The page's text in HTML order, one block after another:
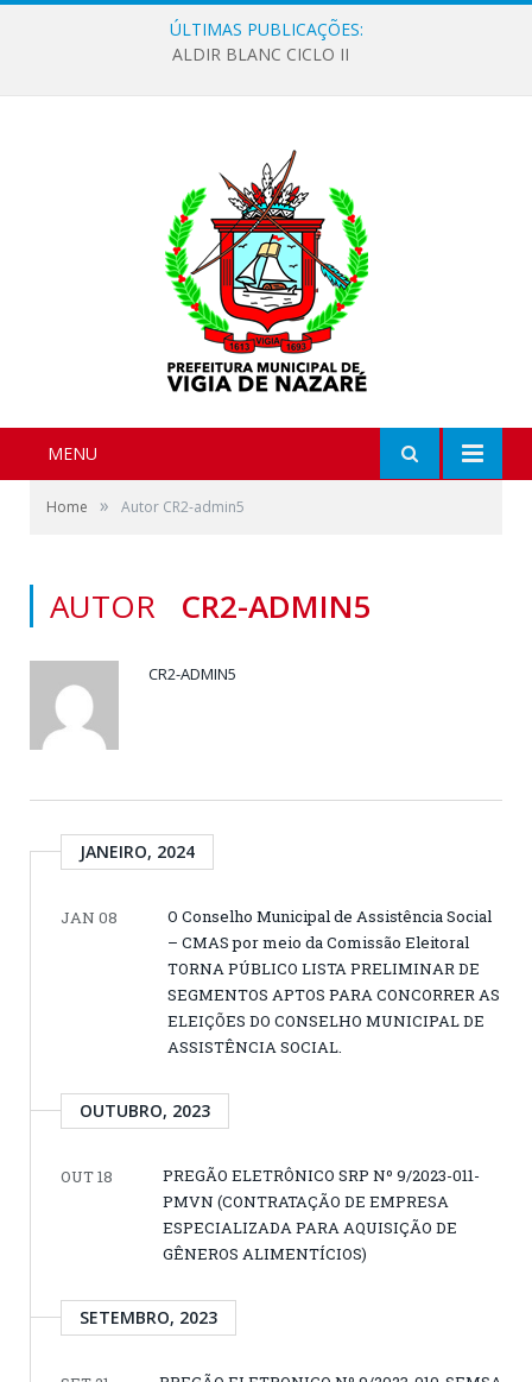
ÚLTIMAS PUBLICAÇÕES:
ALDIR BLANC CICLO II
MENU
Home » Autor CR2-admin5
AUTOR CR2-ADMIN5
CR2-ADMIN5
JANEIRO, 2024
JAN 08
O Conselho Municipal de Assistência Social
– CMAS por meio da Comissão Eleitoral
TORNA PÚBLICO LISTA PRELIMINAR DE
SEGMENTOS APTOS PARA CONCORRER AS
ELEIÇÕES DO CONSELHO MUNICIPAL DE
ASSISTÊNCIA SOCIAL.
OUTUBRO, 2023
OUT 18
PREGÃO ELETRÔNICO SRP Nº 9/2023-011-
PMVN (CONTRATAÇÃO DE EMPRESA
ESPECIALIZADA PARA AQUISIÇÃO DE
GÊNEROS ALIMENTÍCIOS)
SETEMBRO, 2023